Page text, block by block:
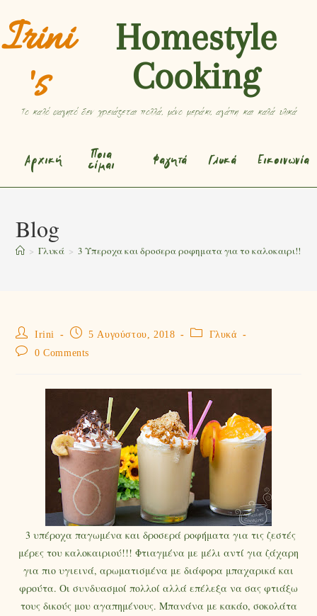
Irini
's
Homestyle
Cooking
Το καλό φαγητό δεν χρειάζεται πολλά, μόνο μεράκι, αγάπη και καλά υλικά
Αρχική
Ποια
είμαι
Φαγητά Γλυκά Εικοινωνία
Blog
> Γλυκά > 3 Υπεροχα και δροσερα ροφηματα για το καλοκαιρι!!!!!
Irini 5 Αυγούστου, 2018
Γλυκά
0 Comments
3 υπέροχα παγωμένα και δροσερά ροφήματα για τις ζεστές
μέρες του καλοκαιριού!!! Φτιαγμένα με μέλι αντί για ζάχαρη
για πιο υγιεινά, αρωματισμένα με διάφορα μπαχαρικά και
φρούτα. Οι συνδυασμοί πολλοί αλλά επέλεξα να σας φτιάξω
τους δικούς μου αγαπημένους. Μπανάνα με κακάο, σοκολάτα